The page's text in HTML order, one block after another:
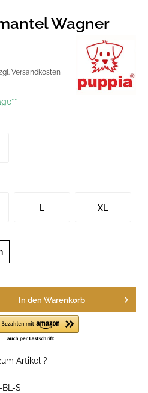
Wagner
Versandkosten
L XL
In den Warenkorb
Artikel ?
BL-S